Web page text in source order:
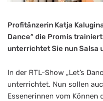
Profitänzerin Katja
Dance“ die Promis
unterrichtet Sie nun Salsa
In der RTL-Show „Let’s
unterrichtet. Nun sollen
Essenerinnen vom